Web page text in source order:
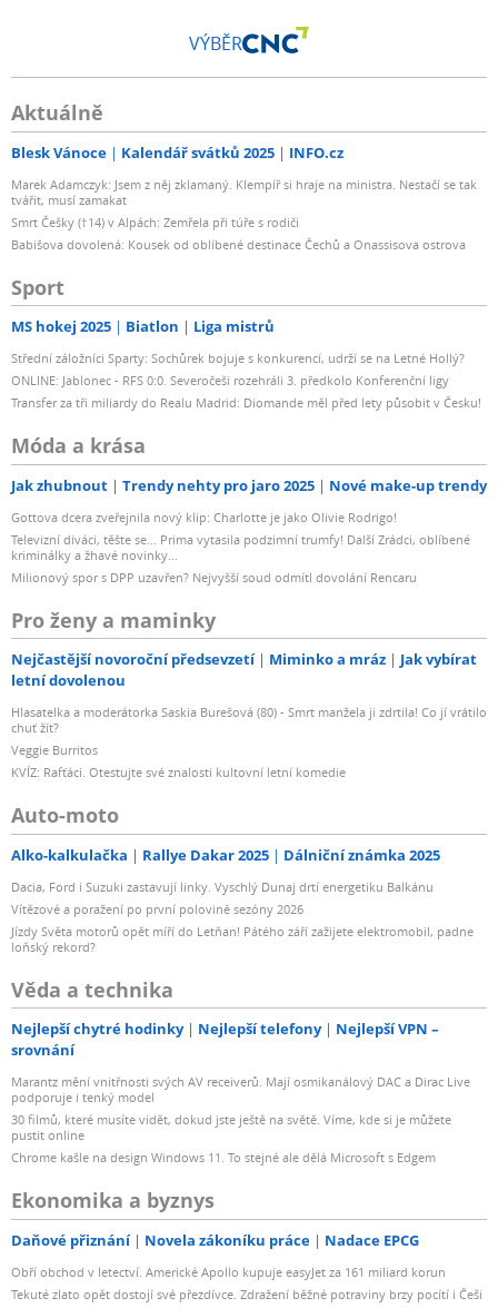
VÝBĚR
Aktuálně
Blesk Vánoce Kalendář svátků 2025 INFO.cz
Marek Adamczyk: Jsem z něj zklamaný. Klempíř si hraje na ministra. Nestačí se tak
tvářit, musí zamakat
Smrt Češky (†14) v Alpách: Zemřela při túře s rodiči
Babišova dovolená: Kousek od oblíbené destinace Čechů a Onassisova ostrova
Sport
MS hokej 2025 Biatlon Liga mistrů
Střední záložníci Sparty: Sochůrek bojuje s konkurencí, udrží se na Letné Hollý?
ONLINE: Jablonec - RFS 0:0. Severočeši rozehráli 3. předkolo Konferenční ligy
Transfer za tři miliardy do Realu Madrid: Diomande měl před lety působit v Česku!
Móda a krása
Jak zhubnout Trendy nehty pro jaro 2025 Nové make-up trendy
Gottova dcera zveřejnila nový klip: Charlotte je jako Olivie Rodrigo!
Televizní diváci, těšte se... Prima vytasila podzimní trumfy! Další Zrádci, oblíbené
kriminálky a žhavé novinky...
Milionový spor s DPP uzavřen? Nejvyšší soud odmítl dovolání Rencaru
Pro ženy a maminky
Nejčastější novoroční předsevzetí Miminko a mráz
Jak vybírat
letní dovolenou
Hlasatelka a moderátorka Saskia Burešová (80) - Smrt manžela ji zdrtila! Co jí vrátilo
chuť žít?
Veggie Burritos
KVÍZ: Rafťáci. Otestujte své znalosti kultovní letní komedie
Auto-moto
Alko-kalkulačka Rallye Dakar 2025 Dálniční známka 2025
Dacia, Ford i Suzuki zastavují linky. Vyschlý Dunaj drtí energetiku Balkánu
Vítězové a poražení po první polovině sezóny 2026
Jízdy Světa motorů opět míří do Letňan! Pátého září zažijete elektromobil, padne
loňský rekord?
Věda a technika
Nejlepší chytré hodinky Nejlepší telefony
Nejlepší VPN –
srovnání
Marantz mění vnitřnosti svých AV receiverů. Mají osmikanálový DAC a Dirac Live
podporuje i tenký model
30 filmů, které musíte vidět, dokud jste ještě na světě. Víme, kde si je můžete
pustit online
Chrome kašle na design Windows 11. To stejné ale dělá Microsoft s Edgem
Ekonomika a byznys
Daňové přiznání Novela zákoníku práce Nadace EPCG
Obří obchod v letectví. Americké Apollo kupuje easyJet za 161 miliard korun
Tekuté zlato opět dostojí své přezdívce. Zdražení běžné potraviny brzy pocítí i Češi